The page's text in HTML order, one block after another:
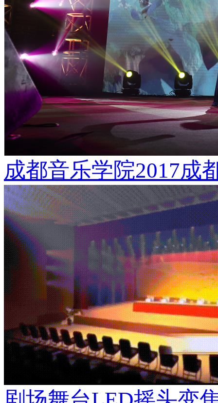
成都音乐学院2017成